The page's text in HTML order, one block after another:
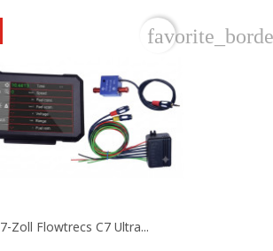
7-Zoll Flowtrecs C7 Ultra...